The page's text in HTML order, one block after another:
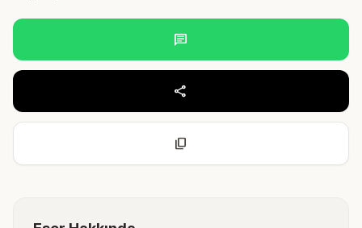
chat
share
content_copy